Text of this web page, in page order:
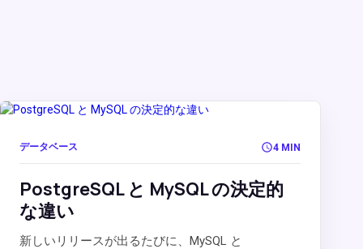
データベース 4 MIN
PostgreSQL と MySQL の決定的
な違い
新しいリリースが出るたびに、MySQL と